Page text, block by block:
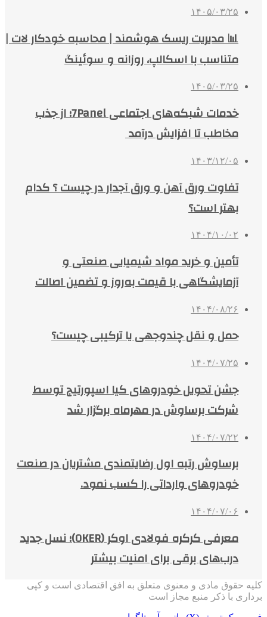
۱۴۰۵/۰۳/۲۵
📊 مدیریت ریسک هوشمند | محاسبه خودکار لات |
متناسب با اسکالپ، روزانه و سوئینگ
۱۴۰۵/۰۳/۲۵
خدمات شبکه‌های اجتماعی 7Panel؛ از جذب
مخاطب تا افزایش درآمد
۱۴۰۳/۱۲/۰۵
تفاوت ورق آهن و ورق آجدار در چیست ؟ کدام
بهتر است؟
۱۴۰۴/۱۰/۰۲
تأمین و خرید مواد شیمیایی صنعتی و
آزمایشگاهی با قیمت به‌روز و تضمین اصالت
۱۴۰۴/۰۸/۲۶
حمل و نقل چندوجهی یا ترکیبی چیست؟
۱۴۰۴/۰۷/۲۵
جشن تحویل خودروهای کیا اسپورتیج توسط
شرکت برساوش در مهرماه برگزار شد
۱۴۰۴/۰۷/۲۲
برساوش رتبه اول رضایتمندی مشتریان در صنعت
خودروهای وارداتی را کسب نمود.
۱۴۰۴/۰۷/۰۶
معرفی کرکره فولادی اوکر (OKER)؛ نسل جدید
درب‌های برقی برای امنیت بیشتر
کلیه حقوق مادی و معنوی متعلق به افق اقتصادی است و کپی
برداری با ذکر منبع مجاز است